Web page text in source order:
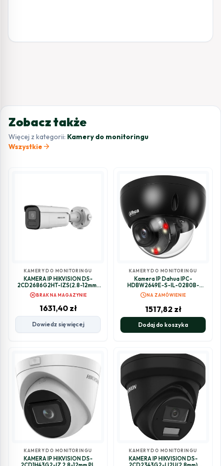
Zobacz także
Więcej z kategorii: Kamery do monitoringu
Wszystkie arrow_forward
KAMERY DO MONITORINGU
KAMERA IP HIKVISION DS-
2CD2686G2HT-IZS(2.8-12mm)
cancelBRAK NA MAGAZYNIE
1631,40 zł
Dowiedz się więcej
KAMERY DO MONITORINGU
Kamera IP Dahua IPC-
HDBW2649E-S-IL-0280B-
BLACK
scheduleNA ZAMÓWIENIE
1517,82 zł
Dodaj do koszyka
KAMERY DO MONITORINGU
KAMERA IP HIKVISION DS-
KAMERY DO MONITORINGU
KAMERA IP HIKVISION DS-